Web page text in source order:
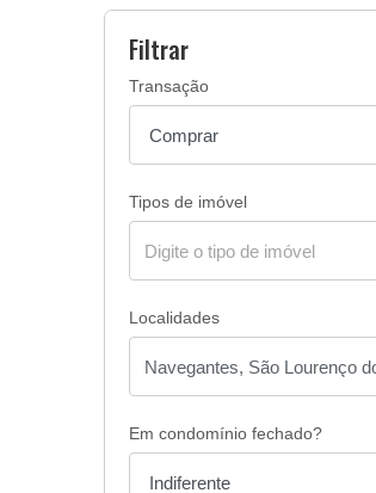
Filtrar
Transação
Tipos de imóvel
Localidades
Em condomínio fechado?